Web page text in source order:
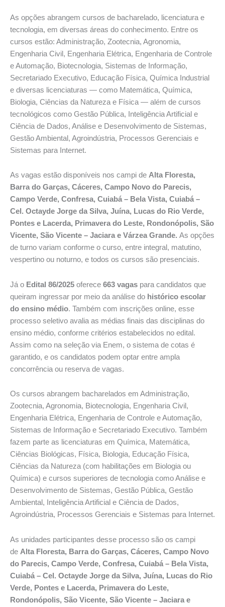
As opções abrangem cursos de bacharelado, licenciatura e
tecnologia, em diversas áreas do conhecimento. Entre os
cursos estão: Administração, Zootecnia, Agronomia,
Engenharia Civil, Engenharia Elétrica, Engenharia de Controle
e Automação, Biotecnologia, Sistemas de Informação,
Secretariado Executivo, Educação Física, Química Industrial
e diversas licenciaturas — como Matemática, Química,
Biologia, Ciências da Natureza e Física — além de cursos
tecnológicos como Gestão Pública, Inteligência Artificial e
Ciência de Dados, Análise e Desenvolvimento de Sistemas,
Gestão Ambiental, Agroindústria, Processos Gerenciais e
Sistemas para Internet.
As vagas estão disponíveis nos campi de Alta Floresta,
Barra do Garças, Cáceres, Campo Novo do Parecis,
Campo Verde, Confresa, Cuiabá – Bela Vista, Cuiabá –
Cel. Octayde Jorge da Silva, Juína, Lucas do Rio Verde,
Pontes e Lacerda, Primavera do Leste, Rondonópolis, São
Vicente, São Vicente – Jaciara e Várzea Grande. As opções
de turno variam conforme o curso, entre integral, matutino,
vespertino ou noturno, e todos os cursos são presenciais.
Já o Edital 86/2025 oferece 663 vagas para candidatos que
queiram ingressar por meio da análise do histórico escolar
do ensino médio. Também com inscrições online, esse
processo seletivo avalia as médias finais das disciplinas do
ensino médio, conforme critérios estabelecidos no edital.
Assim como na seleção via Enem, o sistema de cotas é
garantido, e os candidatos podem optar entre ampla
concorrência ou reserva de vagas.
Os cursos abrangem bacharelados em Administração,
Zootecnia, Agronomia, Biotecnologia, Engenharia Civil,
Engenharia Elétrica, Engenharia de Controle e Automação,
Sistemas de Informação e Secretariado Executivo. Também
fazem parte as licenciaturas em Química, Matemática,
Ciências Biológicas, Física, Biologia, Educação Física,
Ciências da Natureza (com habilitações em Biologia ou
Química) e cursos superiores de tecnologia como Análise e
Desenvolvimento de Sistemas, Gestão Pública, Gestão
Ambiental, Inteligência Artificial e Ciência de Dados,
Agroindústria, Processos Gerenciais e Sistemas para Internet.
As unidades participantes desse processo são os campi
de Alta Floresta, Barra do Garças, Cáceres, Campo Novo
do Parecis, Campo Verde, Confresa, Cuiabá – Bela Vista,
Cuiabá – Cel. Octayde Jorge da Silva, Juína, Lucas do Rio
Verde, Pontes e Lacerda, Primavera do Leste,
Rondonópolis, São Vicente, São Vicente – Jaciara e